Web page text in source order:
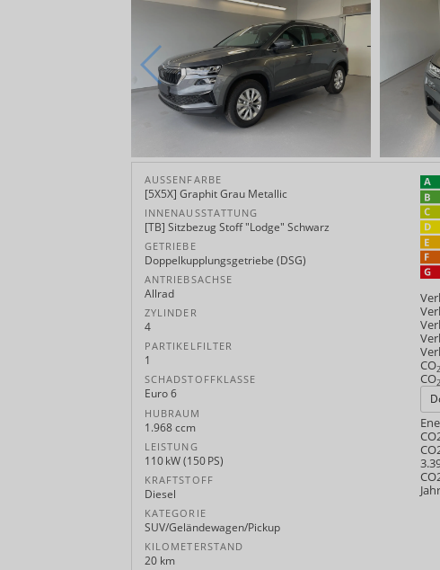
AUSSENFARBE
[5X5X] Graphit Grau Metallic
INNENAUSSTATTUNG
[TB] Sitzbezug Stoff "Lodge" Schwarz
GETRIEBE
Doppelkupplungsgetriebe (DSG)
ANTRIEBSACHSE
Allrad
ZYLINDER
4
PARTIKELFILTER
1
SCHADSTOFFKLASSE
Euro 6
HUBRAUM
1.968 ccm
LEISTUNG
110 kW (150 PS)
KRAFTSTOFF
Diesel
KATEGORIE
SUV/Geländewagen/Pickup
KILOMETERSTAND
20 km
CO
CO